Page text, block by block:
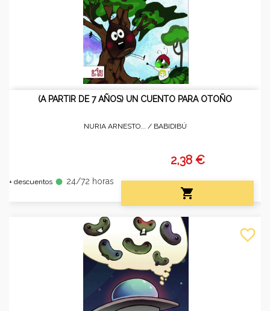
(A PARTIR DE 7 AÑOS) UN CUENTO PARA OTOÑO
NURIA ARNESTO... / BABIDIBÚ
+ descuentos fiber_manual_record 24/72 horas
2,38 €

favorite_border